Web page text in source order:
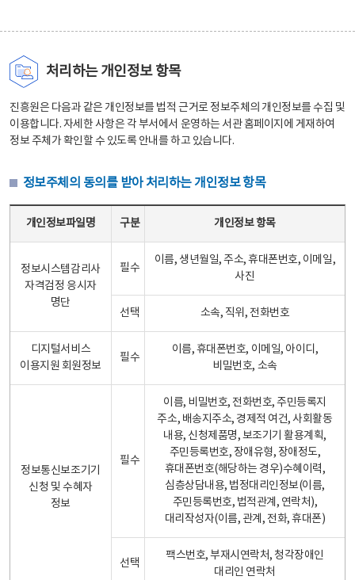
처리하는 개인정보 항목
진흥원은 다음과 같은 개인정보를 법적 근거로 정보주체의 개인정보를 수집 및
이용합니다. 자세한 사항은 각 부서에서 운영하는 서관 홈페이지에 게재하여
정보 주체가 확인할 수 있도록 안내를 하고 있습니다.
정보주체의 동의를 받아 처리하는 개인정보 항목
개인정보파일명 구분 개인정보 항목
정보시스템감리사
자격검정 응시자
명단
필수
이름, 생년월일, 주소, 휴대폰번호, 이메일,
사진
선택 소속, 직위, 전화번호
디지털서비스
이용지원 회원정보
필수
이름, 휴대폰번호, 이메일, 아이디,
비밀번호, 소속
정보통신보조기기
신청 및 수혜자
정보
필수
이름, 비밀번호, 전화번호, 주민등록지
주소, 배송지주소, 경제적 여건, 사회활동
내용, 신청제품명, 보조기기 활용계획,
주민등록번호, 장애유형, 장애정도,
휴대폰번호(해당하는 경우)수혜이력,
심층상담내용, 법정대리인정보(이름,
주민등록번호, 법적관계, 연락처),
대리작성자(이름, 관계, 전화, 휴대폰)
선택
팩스번호, 부재시연락처, 청각장애인
대리인 연락처